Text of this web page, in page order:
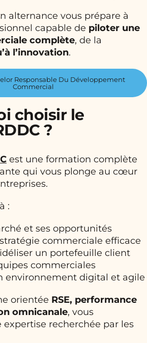
alternance vous prépare à
capable de piloter une
complète, de la
l’innovation.
Responsable Du Développement
Commercial
choisir le
?
est une formation complète
qui vous plonge au cœur
:
et ses opportunités
commerciale efficace
un portefeuille client
commerciales
environnement digital et agile
orientée RSE, performance
omnicanale, vous
expertise recherchée par les